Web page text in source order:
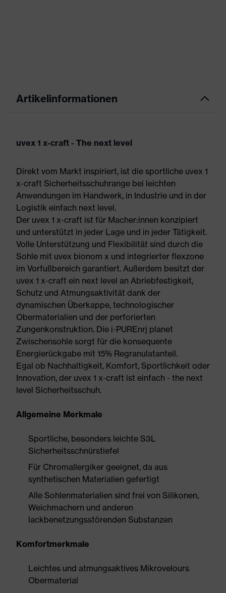
Artikelinformationen
uvex 1 x-craft - The next level
Direkt vom Markt inspiriert, ist die sportliche uvex 1
x-craft Sicherheitsschuhrange bei leichten
Anwendungen im Handwerk, in Industrie und in der
Logistik einfach next level.
Der uvex 1 x-craft ist für Macher:innen konzipiert
und unterstützt in jeder Lage und in jeder Tätigkeit.
Volle Unterstützung und Flexibilität sind durch die
Sohle mit uvex bionom x und integrierter flexzone
im Vorfußbereich garantiert. Außerdem besitzt der
uvex 1 x-craft ein next level an Abriebfestigkeit,
Schutz und Atmungsaktivität dank der
dynamischen Überkappe, technologischer
Obermaterialien und der perforierten
Zungenkonstruktion. Die i-PUREnrj planet
Zwischensohle sorgt für die konsequente
Energierückgabe mit 15% Regranulatanteil.
Egal ob Nachhaltigkeit, Komfort, Sportlichkeit oder
Innovation, der uvex 1 x-craft ist einfach - the next
level Sicherheitsschuh.
Allgemeine Merkmale
Sportliche, besonders leichte S3L
Sicherheitsschnürstiefel
Für Chromallergiker geeignet, da aus
synthetischen Materialien gefertigt
Alle Sohlenmaterialien sind frei von Silikonen,
Weichmachern und anderen
lackbenetzungsstörenden Substanzen
Komfortmerkmale
Leichtes und atmungsaktives Mikrovelours
Obermaterial